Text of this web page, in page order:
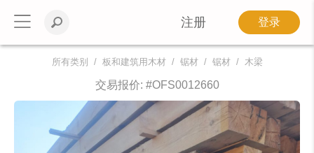
注册 登录
所有类别 板和建筑用木材 锯材 锯材 木梁
交易报价: #OFS0012660